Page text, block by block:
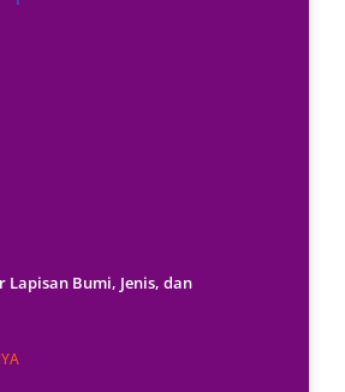
Lapisan Bumi, Jenis, dan